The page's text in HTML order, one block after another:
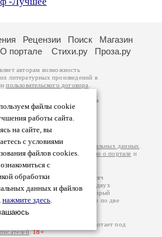
файлы cookie
работы сайта.
на сайте, вы
с условиями
файлов cookies.
с
обработки
данных и файлов
нажмите здесь.
Рецензии Поиск
Магазин
О портале Стихи.ру Проза.ру
авторам возможность
литературных произведений в
пользовательского договора
принадлежат авторам
произведений возможна
к которому вы можете
странице. Ответственность за
несут самостоятельно на
изаконодательства
Политики обработки персональных данных
более подробнуюинформацию о портале и
Стихи.ру – порядка 200 тысяч
сумме просматривают более двух
счетчика посещаемости, который
текста. В каждой графе указано по две
и количество посетителей.
2000-2026. Портал работает под
.18+